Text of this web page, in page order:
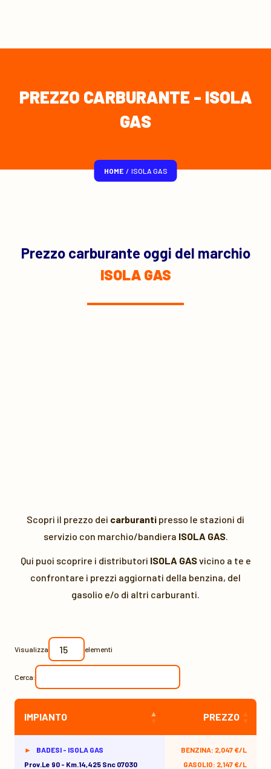
PREZZO CARBURANTE - ISOLA
GAS
HOME / ISOLA GAS
Prezzo carburante oggi del marchio
ISOLA GAS
Scopri il prezzo dei carburanti presso le stazioni di
servizio con marchio/bandiera ISOLA GAS.
Qui puoi scoprire i distributori ISOLA GASvicino a te e
confrontare i prezzi aggiornati della benzina, del
gasolio e/o di altri carburanti.
Visualizza elementi
Cerca:
IMPIANTO PREZZO
BADESI - ISOLA GAS
Prov.le 90 - Km.14,425 Snc 07030
BENZINA: 2,047 €/L
GASOLIO: 2,147 €/L